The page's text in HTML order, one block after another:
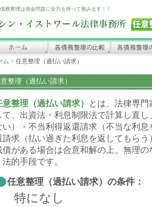
務整理は借金問題に全力を持って挑みます！！
ム > 任意整理（過払い請求）
整理（過払い請求）
意整理（過払い請求）
とは、法律専
て、出資法・利息制限法で計算し直
い）・不当利得返還請求（不当な利
請求（払い過ぎた利息を返してもら
債がある場合は合意和解の上、無理
法的手段です。
任意整理（過払い請求）の条件：
特になし